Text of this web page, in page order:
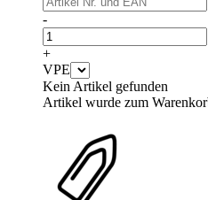
-
+
VPE
Kein Artikel gefunden
Artikel wurde zum